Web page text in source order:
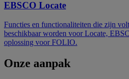
EBSCO Locate
Functies en functionaliteiten die zijn
beschikbaar worden voor Locate,
oplossing voor FOLIO.
Onze aanpak